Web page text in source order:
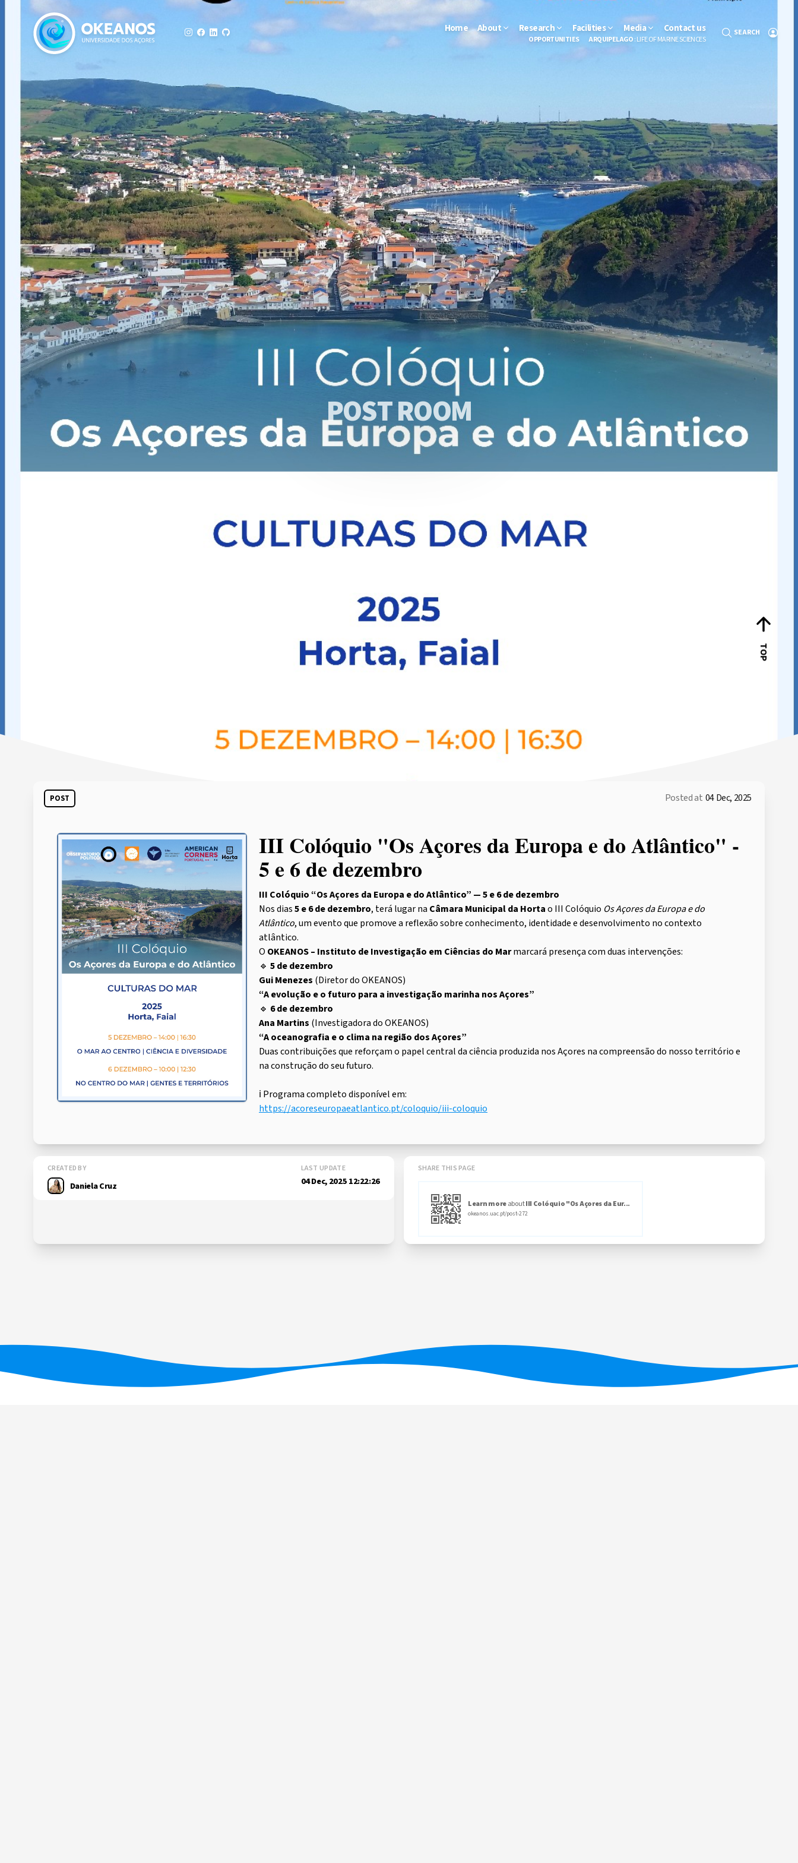
Home About Research Facilities Media Contact us
OPPORTUNITIES ARQUIPELAGO: LIFE OF MARINE SCIENCES
SEARCH
POSTROOM
POST Posted at 04 Dec, 2025
III Colóquio "Os Açores da Europa e do Atlântico" -
5 e 6 de dezembro
III Colóquio “Os Açores da Europa e do Atlântico” — 5 e 6 de dezembro
Nos dias5 e 6 de dezembro, terá lugar na Câmara Municipal da Hortao III Colóquio Os Açores da Europa e do
Atlântico, um evento que promove a reflexão sobre conhecimento, identidade e desenvolvimento no contexto
atlântico.
O OKEANOS – Instituto de Investigação em Ciências do Marmarcará presença com duas intervenções:
🔹 5 de dezembro
Gui Menezes (Diretor do OKEANOS)
“A evolução e o futuro para a investigação marinha nos Açores”
🔹 6 de dezembro
Ana Martins (Investigadora do OKEANOS)
“A oceanografia e o clima na região dos Açores”
Duas contribuições que reforçam o papel central da ciência produzida nos Açores na compreensão do nosso território e
na construção do seu futuro.
ℹ️ Programa completo disponível em:
https://acoreseuropaeatlantico.pt/coloquio/iii-coloquio
CREATED BY
Daniela Cruz
LAST UPDATE
04 Dec, 2025 12:22:26
SHARE THIS PAGE
Learn moreaboutIII Colóquio "Os Açores da Eur...
okeanos.uac.pt/post-272
TOP